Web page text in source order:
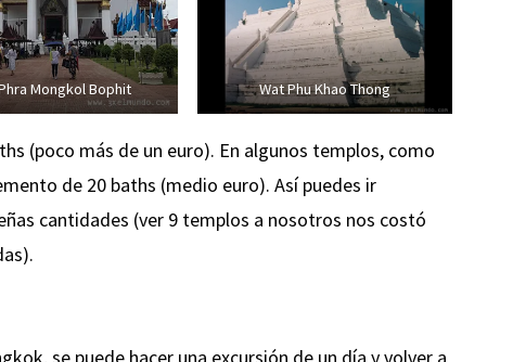
Mongkol Bophit Wat Phu Khao Thong
(poco más de un euro). En algunos templos, como
de 20 baths (medio euro). Así puedes ir
cantidades (ver 9 templos a nosotros nos costó
se puede hacer una excursión de un día y volver a